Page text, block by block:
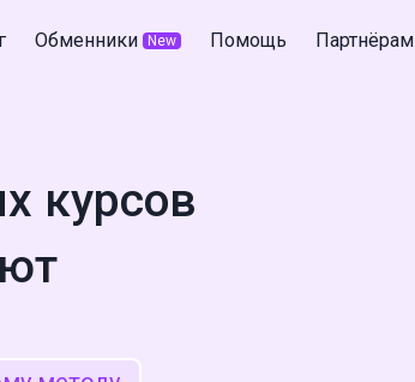
Обменники New Помощь Партнёрам
курсов